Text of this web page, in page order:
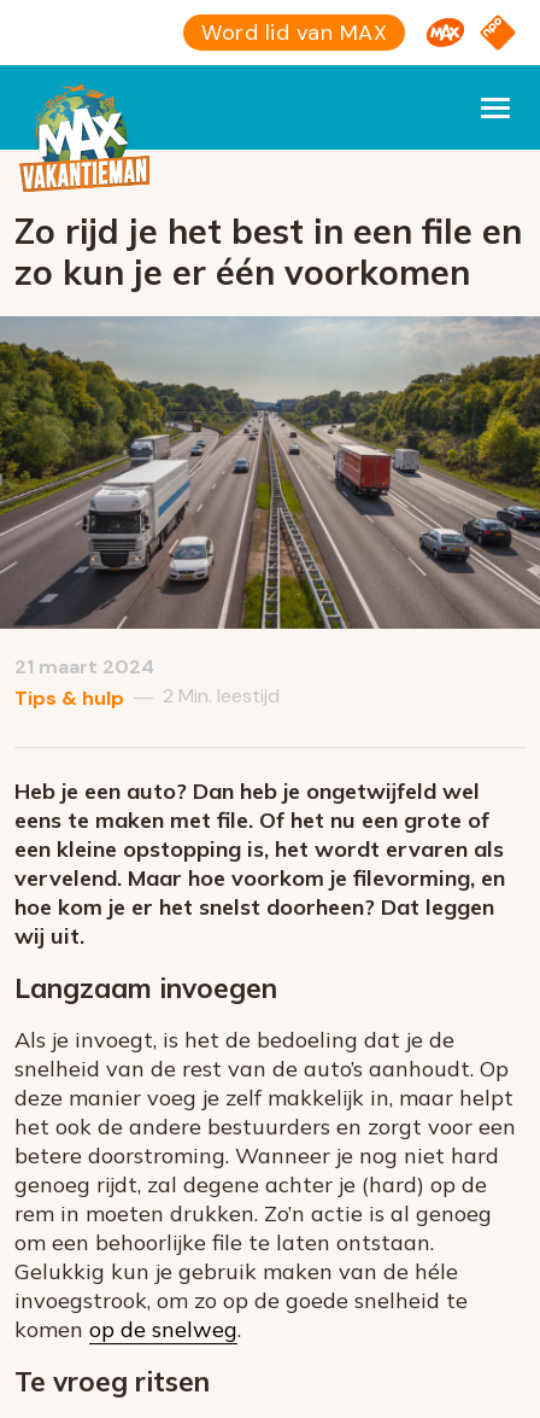
Word lid van MAX Omroep
NPO
Zo rijd je het best in een file en
zo kun je er één voorkomen
21 maart 2024
Tips & hulp — 2 Min. leestijd
Heb je een auto? Dan heb je ongetwijfeld wel
eens te maken met file. Of het nu een grote of
een kleine opstopping is, het wordt ervaren als
vervelend. Maar hoe voorkom je filevorming, en
hoe kom je er het snelst doorheen? Dat leggen
wij uit.
Langzaam invoegen
Als je invoegt, is het de bedoeling dat je de
snelheid van de rest van de auto’s aanhoudt. Op
deze manier voeg je zelf makkelijk in, maar helpt
het ook de andere bestuurders en zorgt voor een
betere doorstroming. Wanneer je nog niet hard
genoeg rijdt, zal degene achter je (hard) op de
rem in moeten drukken. Zo’n actie is al genoeg
om een behoorlijke file te laten ontstaan.
Gelukkig kun je gebruik maken van de héle
invoegstrook, om zo op de goede snelheid te
komen op de snelweg.
Te vroeg ritsen